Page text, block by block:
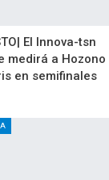
El Innova-tsn
medirá a Hozono
en semifinales